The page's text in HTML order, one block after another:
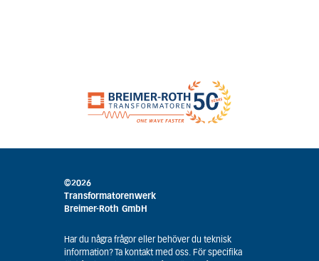
©2026
Transformatorenwerk
Breimer-Roth GmbH
Har du några frågor eller behöver du teknisk
information? Ta kontakt med oss. För specifika